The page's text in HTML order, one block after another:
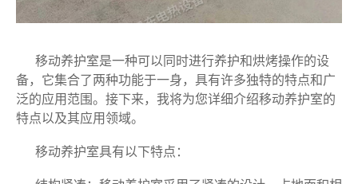
移动养护室是一种可以同时进行养护和烘烤操作的设
备，它集合了两种功能于一身，具有许多独特的特点和广
泛的应用范围。接下来，我将为您详细介绍移动养护室的
特点以及其应用领域。
移动养护室具有以下特点：